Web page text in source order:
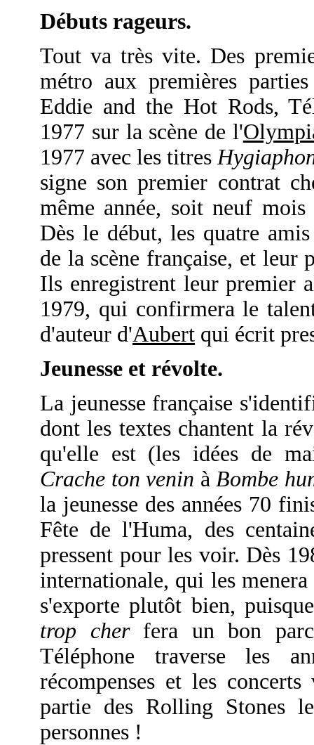
Débuts rageurs.
Tout va très vite. Des
métro aux premières
Eddie and the Hot Rods,
1977 sur la scène de l'
1977 avec les titres
signe son premier contrat
même année, soit neuf
Dès le début, les quatre
de la scène française, et leur
Ils enregistrent leur premier
1979, qui confirmera le
d'auteur d'Aubert qui écrit
Jeunesse et révolte.
La jeunesse française
dont les textes chantent la
qu'elle est (les idées de
Crache ton venin à Bombe
la jeunesse des années 70
Fête de l'Huma, des
pressent pour les voir. Dès
internationale, qui les menera
s'exporte plutôt bien,
trop cherfera un bon
Téléphone traverse les
récompenses et les
partie des Rolling Stones
personnes !